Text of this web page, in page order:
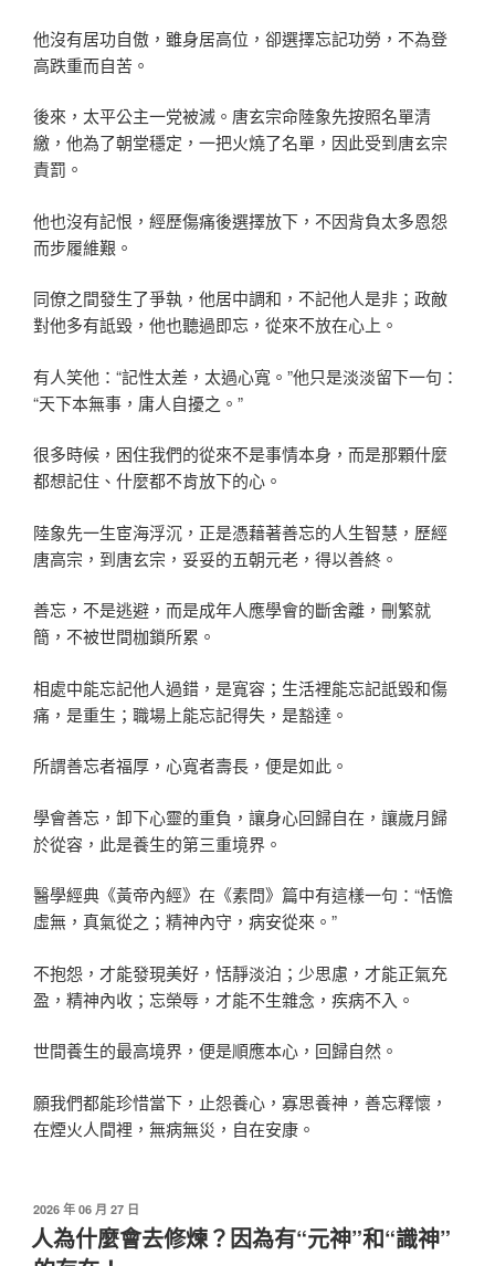
他沒有居功自傲，雖身居高位，卻選擇忘記功勞，不為登
高跌重而自苦。
後來，太平公主一党被滅。唐玄宗命陸象先按照名單清
繳，他為了朝堂穩定，一把火燒了名單，因此受到唐玄宗
責罰。
他也沒有記恨，經歷傷痛後選擇放下，不因背負太多恩怨
而步履維艱。
同僚之間發生了爭執，他居中調和，不記他人是非；政敵
對他多有詆毀，他也聽過即忘，從來不放在心上。
有人笑他：“記性太差，太過心寬。”他只是淡淡留下一句：
“天下本無事，庸人自擾之。”
很多時候，困住我們的從來不是事情本身，而是那顆什麼
都想記住、什麼都不肯放下的心。
陸象先一生宦海浮沉，正是憑藉著善忘的人生智慧，歷經
唐高宗，到唐玄宗，妥妥的五朝元老，得以善終。
善忘，不是逃避，而是成年人應學會的斷舍離，刪繁就
簡，不被世間枷鎖所累。
相處中能忘記他人過錯，是寬容；生活裡能忘記詆毀和傷
痛，是重生；職場上能忘記得失，是豁達。
所謂善忘者福厚，心寬者壽長，便是如此。
學會善忘，卸下心靈的重負，讓身心回歸自在，讓歲月歸
於從容，此是養生的第三重境界。
醫學經典《黃帝內經》在《素問》篇中有這樣一句：“恬憺
虛無，真氣從之；精神內守，病安從來。”
不抱怨，才能發現美好，恬靜淡泊；少思慮，才能正氣充
盈，精神內收；忘榮辱，才能不生雜念，疾病不入。
世間養生的最高境界，便是順應本心，回歸自然。
願我們都能珍惜當下，止怨養心，寡思養神，善忘釋懷，
在煙火人間裡，無病無災，自在安康。
發
佈
於
2026 年 06 月 27 日
人為什麼會去修煉？因為有“元神”和“識神”